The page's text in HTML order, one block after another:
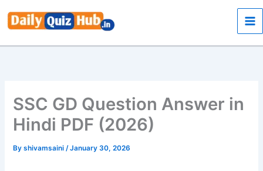
SSC GD Question Answer in
Hindi PDF (2026)
Byshivamsaini/January 30, 2026